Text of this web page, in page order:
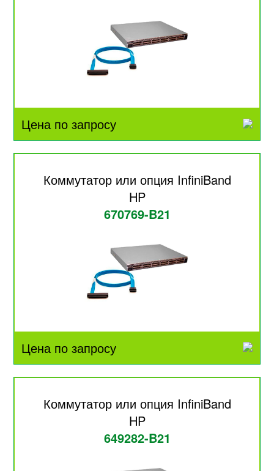
Цена по запросу
Коммутатор или опция InfiniBand
HP
670769-B21
Цена по запросу
Коммутатор или опция InfiniBand
HP
649282-B21